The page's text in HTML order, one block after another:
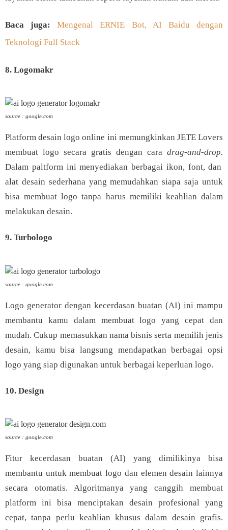
Baca juga:Mengenal ERNIE Bot, AI Baidu dengan
Teknologi Full Stack
8. Logomakr
source : google.com
Platform desain logo online ini memungkinkan JETE Lovers
membuat logo secara gratis dengan cara drag-and-drop.
Dalam paltform ini menyediakan berbagai ikon, font, dan
alat desain sederhana yang memudahkan siapa saja untuk
bisa membuat logo tanpa harus memiliki keahlian dalam
melakukan desain.
9. Turbologo
source : google.com
Logo generator dengan kecerdasan buatan (AI) ini mampu
membantu kamu dalam membuat logo yang cepat dan
mudah. Cukup memasukkan nama bisnis serta memilih jenis
desain, kamu bisa langsung mendapatkan berbagai opsi
logo yang siap digunakan untuk berbagai keperluan logo.
10. Design
source : google.com
Fitur kecerdasan buatan (AI) yang dimilikinya bisa
membantu untuk membuat logo dan elemen desain lainnya
secara otomatis. Algoritmanya yang canggih membuat
platform ini bisa menciptakan desain profesional yang
cepat, tanpa perlu keahlian khusus dalam desain grafis.